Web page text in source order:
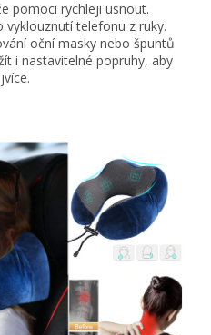
pomoci rychleji usnout.
telefonu z ruky.
oční masky nebo špuntů
i nastavitelné popruhy, aby